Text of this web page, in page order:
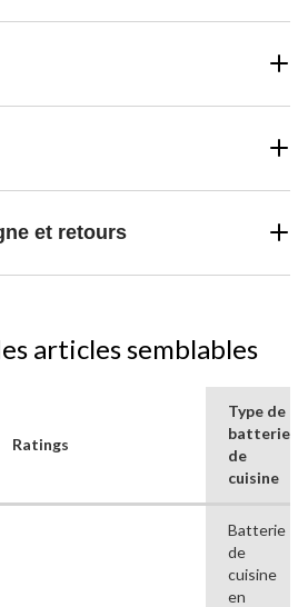
et retours
articles semblables
Ratings
Type de
batterie
de
cuisine
Batterie
de
cuisine
en